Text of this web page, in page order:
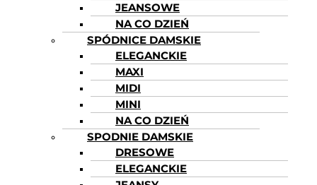
JEANSOWE
NA CO DZIEŃ
SPÓDNICE DAMSKIE
ELEGANCKIE
MAXI
MIDI
MINI
NA CO DZIEŃ
SPODNIE DAMSKIE
DRESOWE
ELEGANCKIE